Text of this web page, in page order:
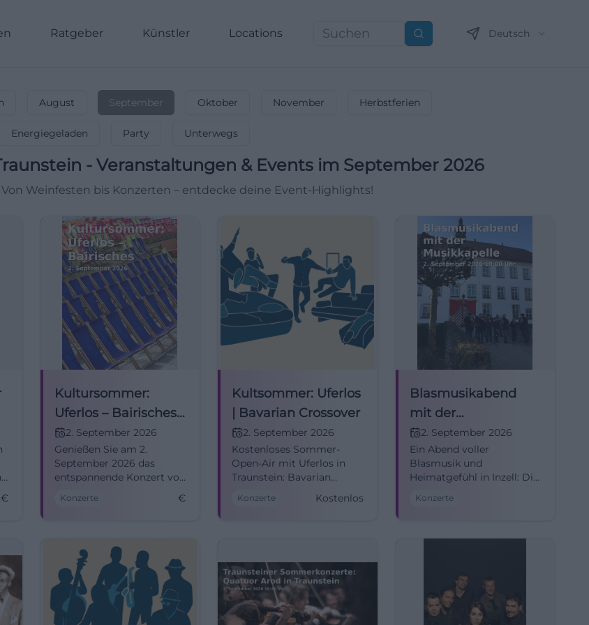
Ratgeber Künstler Locations Suchen Deutsch
August September Oktober November Herbstferien
Energiegeladen Party Unterwegs
- Veranstaltungen & Events im September 2026
Weinfesten bis Konzerten – entdecke deine Event-Highlights!
€
Kultursommer:
Uferlos – Bairisches
Crossover
2. September 2026
Genießen Sie am 2.
September 2026 das
entspannende Konzert von
Traunsteiner Stadtplatz.
Konzerte €
Kultsommer: Uferlos
| Bavarian Crossover
2. September 2026
Kostenloses Sommer-
Open-Air mit Uferlos in
Traunstein: Bavarian
Atmosphäre, mitten auf
genießen!
#KultsommerTraunstein
Konzerte Kostenlos
Blasmusikabend
mit der
Musikkapelle Inzell
2. September 2026
Ein Abend voller
Blasmusik und
Heimatgefühl in Inzell: Die
im Gasthof Schmelz live.
Konzerte